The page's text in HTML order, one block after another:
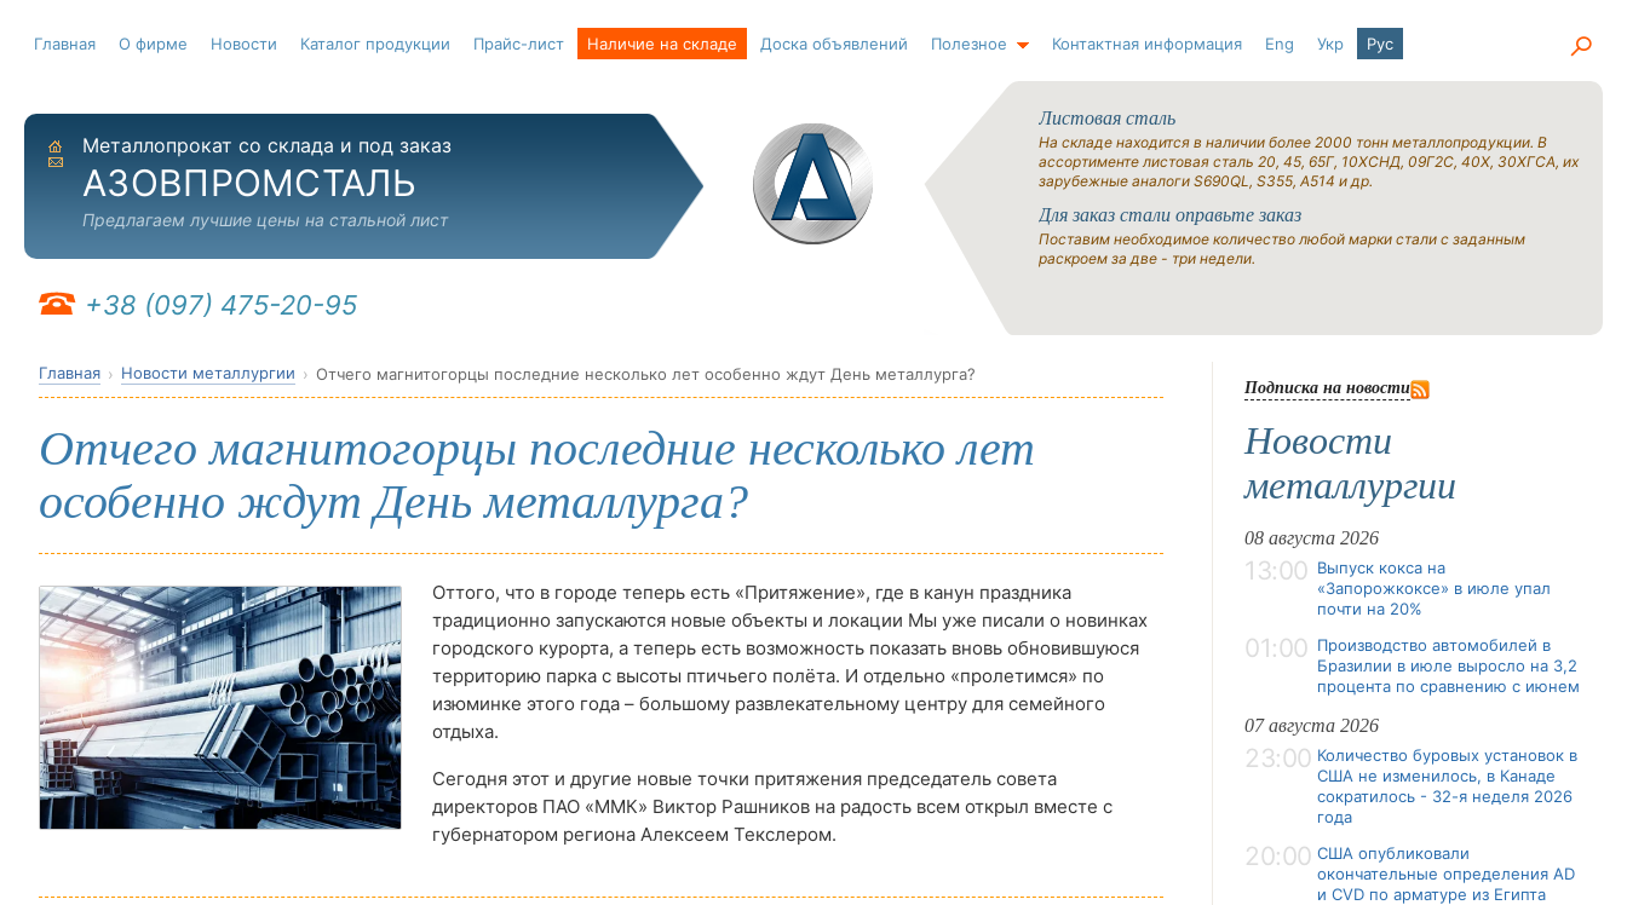
Главная О фирме Новости Каталог продукции Прайс-лист Наличие на складе Доска объявлений Полезное Контактная информация Eng Укр Рус
На главную
Отправить письмо
Металлопрокат со склада и под заказ
АЗОВПРОМСТАЛЬ
Предлагаем лучшие цены на стальной лист
+38 (097) 475-20-95
Листовая сталь
На складе находится в наличии более 2000 тонн металлопродукции. В
ассортименте листовая сталь 20, 45, 65Г, 10ХСНД, 09Г2С, 40Х, 30ХГСА, их
зарубежные аналоги S690QL, S355, A514 и др.
Для заказ стали оправьте заказ
Поставим необходимое количество любой марки стали с заданным
раскроем за две - три недели.
Главная Новости металлургии Отчего магнитогорцы последние несколько лет особенно ждут День металлурга?
Отчего магнитогорцы последние несколько лет
особенно ждут День металлурга?
Оттого, что в городе теперь есть «Притяжение», где в канун праздника
традиционно запускаются новые объекты и локации Мы уже писали о новинках
городского курорта, а теперь есть возможность показать вновь обновившуюся
территорию парка с высоты птичьего полёта. И отдельно «пролетимся» по
изюминке этого года – большому развлекательному центру для семейного
отдыха.
Сегодня этот и другие новые точки притяжения председатель совета
директоров ПАО «ММК» Виктор Рашников на радость всем открыл вместе с
губернатором региона Алексеем Текслером.
Подписка на новости
Новости
металлургии
08 августа 2026
13:00 Выпуск кокса на
«Запорожкоксе» в июле упал
почти на 20%
01:00 Производство автомобилей в
Бразилии в июле выросло на 3,2
процента по сравнению с июнем
07 августа 2026
23:00 Количество буровых установок в
США не изменилось, в Канаде
сократилось - 32-я неделя 2026
года
20:00 США опубликовали
окончательные определения AD
и CVD по арматуре из Египта